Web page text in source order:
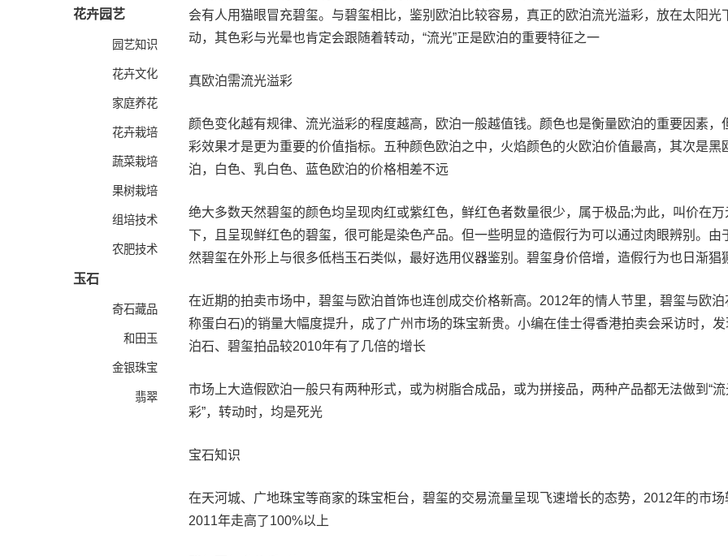
花卉园艺
园艺知识
花卉文化
家庭养花
花卉栽培
蔬菜栽培
果树栽培
组培技术
农肥技术
玉石
奇石藏品
和田玉
金银珠宝
翡翠
会有人用猫眼冒充碧玺。与碧玺相比，鉴别欧泊比较容易，真正的欧泊流光溢彩，放在太阳光
动，其色彩与光晕也肯定会跟随着转动，“流光”正是欧泊的重要特征之一
真欧泊需流光溢彩
颜色变化越有规律、流光溢彩的程度越高，欧泊一般越值钱。颜色也是衡量欧泊的重要因素，
彩效果才是更为重要的价值指标。五种颜色欧泊之中，火焰颜色的火欧泊价值最高，其次是黑
泊，白色、乳白色、蓝色欧泊的价格相差不远
绝大多数天然碧玺的颜色均呈现肉红或紫红色，鲜红色者数量很少，属于极品;为此，叫价在万
下，且呈现鲜红色的碧玺，很可能是染色产品。但一些明显的造假行为可以通过肉眼辨别。由
然碧玺在外形上与很多低档玉石类似，最好选用仪器鉴别。碧玺身价倍增，造假行为也日渐猖
在近期的拍卖市场中，碧玺与欧泊首饰也连创成交价格新高。2012年的情人节里，碧玺与欧泊
称蛋白石)的销量大幅度提升，成了广州市场的珠宝新贵。小编在佳士得香港拍卖会采访时，
泊石、碧玺拍品较2010年有了几倍的增长
市场上大造假欧泊一般只有两种形式，或为树脂合成品，或为拼接品，两种产品都无法做到“流
彩”，转动时，均是死光
宝石知识
在天河城、广地珠宝等商家的珠宝柜台，碧玺的交易流量呈现飞速增长的态势，2012年的市场
2011年走高了100%以上